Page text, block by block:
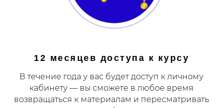
12 месяцев доступа к курсу
В течение года у вас будет доступ к личному
кабинету — вы сможете в любое время
возвращаться к материалам и пересматривать